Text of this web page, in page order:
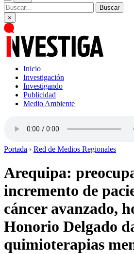
Buscar
×
Inicio
Investigación
Investigando
Publicidad
Medio Ambiente
Portada › Red de Medios Regionales
Arequipa:
incremento de
cáncer avanzado,
Honorio Delgado
quimioterapias